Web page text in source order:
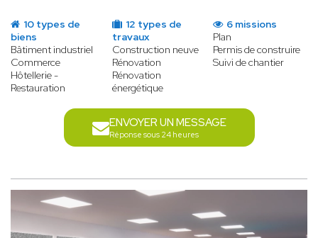
10 types de
biens
Bâtiment industriel
Commerce
Hôtellerie -
Restauration
12 types de
travaux
Construction neuve
Rénovation
Rénovation
énergétique
6 missions
Plan
Permis de construire
Suivi de chantier
ENVOYER UN MESSAGE
Réponse sous 24 heures